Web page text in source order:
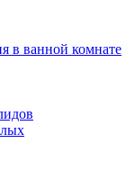
в ванной комнате